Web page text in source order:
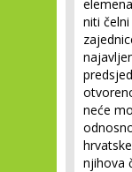
niti
neće
njihova